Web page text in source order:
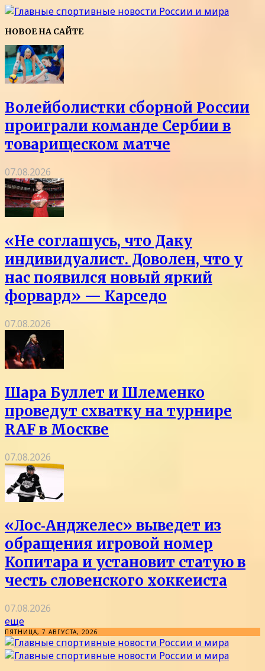
НОВОЕ НА САЙТЕ
Волейболистки сборной России
проиграли команде Сербии в
товарищеском матче
07.08.2026
«Не соглашусь, что Даку
индивидуалист. Доволен, что у
нас появился новый яркий
форвард» — Карседо
07.08.2026
Шара Буллет и Шлеменко
проведут схватку на турнире
RAF в Москве
07.08.2026
«Лос‑Анджелес» выведет из
обращения игровой номер
Копитара и установит статую в
честь словенского хоккеиста
07.08.2026
еще
ПЯТНИЦА, 7 АВГУСТА, 2026